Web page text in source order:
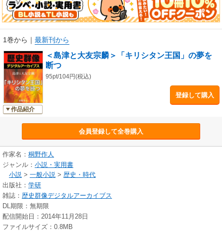
1巻から ｜ 最新刊から
作品紹介
＜島津と大友宗麟＞「キリシタン王国」の夢を
断つ
95pt/104円(税込)
登録して購入
会員登録して全巻購入
作家名： 桐野作人
ジャンル： 小説・実用書
小説 > 一般小説 > 歴史・時代
出版社： 学研
雑誌： 歴史群像デジタルアーカイブス
DL期限：無期限
配信開始日：2014年11月28日
ファイルサイズ：0.8MB